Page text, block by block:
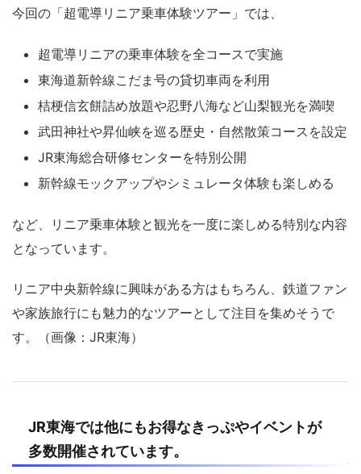
今回の「超電導リニア乗車体験ツアー」では、
超電導リニアの乗車体験を全コースで実施
東海道新幹線こだま号の貸切車両を利用
桔梗信玄餅詰め放題や忍野八海など山梨観光を満喫
武田神社や昇仙峡を巡る歴史・自然散策コースを設定
JR東海総合研修センターを特別公開
新幹線モックアップやシミュレータ体験も楽しめる
など、リニア乗車体験と観光を一度に楽しめる特別な内容
となっています。
リニア中央新幹線に興味がある方はもちろん、鉄道ファン
や家族旅行にも魅力的なツアーとして注目を集めそうで
す。（画像：JR東海）
JR東海では他にもお得なきっぷやイベントが
多数開催されています。